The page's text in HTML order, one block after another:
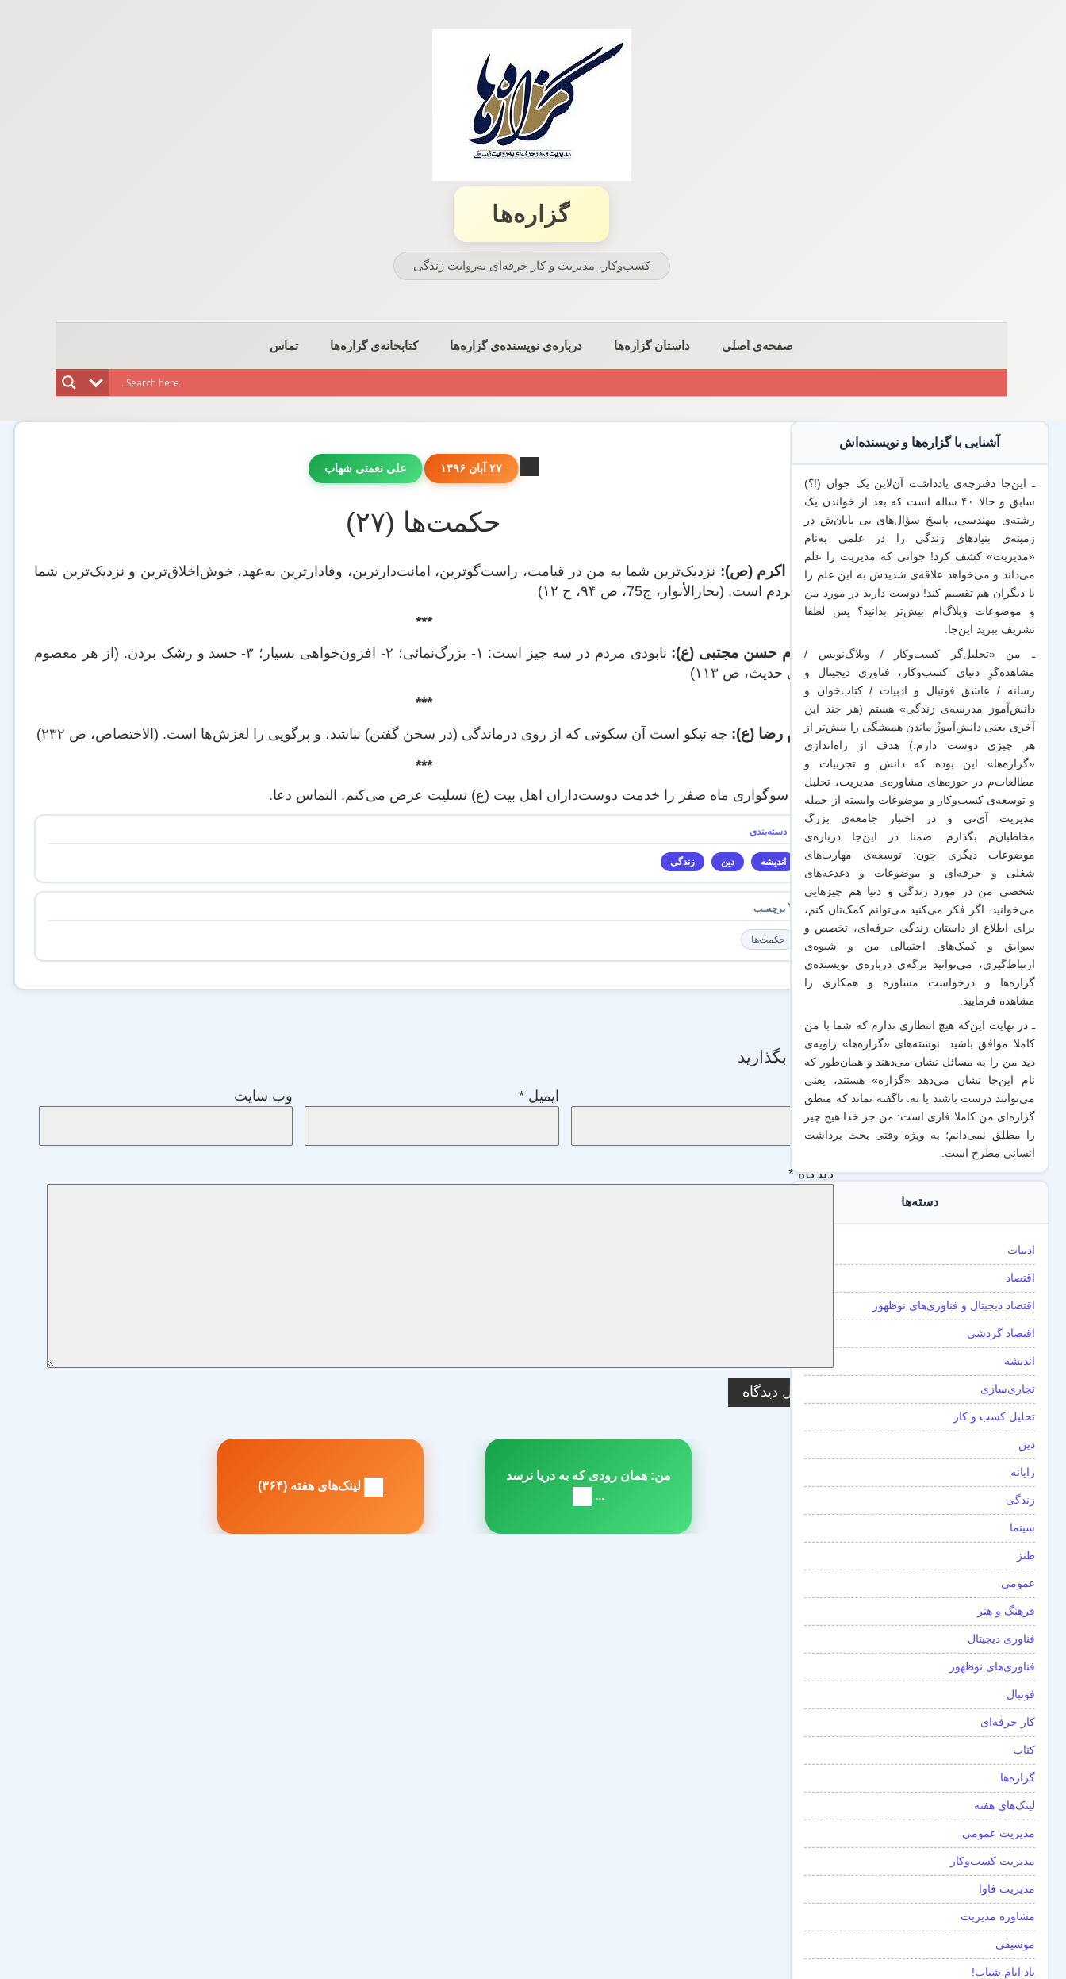
گزاره‌ها
کسب‌وکار، مدیریت و كار حرفه‌ای به‌روایت زندگی
صفحه‌ی اصلی داستان گزاره‌ها درباره‌ی نویسنده‌ی گزاره‌ها کتابخانه‌ی گزاره‌ها تماس
۲۷ آبان ۱۳۹۶ علی نعمتی شهاب
حکمت‌ها (۲۷)
پیام اکرم (ص): نزدیک‌ترین شما به من در قیامت، راست‌گوترین، امانت‌دارترین، وفادارترین به‌عهد، خوش‌اخلاق‌ترین و نزدیک‌ترین شما
به مردم است. (بحارالأنوار، ج75، ص ۹۴، ح ۱۲)
***
امام حسن مجتبی (ع):
نابودی مردم در سه چیز است: ۱- بزرگ‌نمائی؛ ۲- افزون‌خواهی بسیار؛ ۳- حسد و رشک بردن. (از هر معصوم
چهل حدیث، ص ۱۱۳)
***
امام رضا (ع): چه نیکو است آن سکوتی که از روی درماندگی (در سخن گفتن) نباشد، و پرگویی را لغزش‌ها است. (الاختصاص، ص ۲۳۲)
***
ایام سوگواری ماه صفر را خدمت دوست‌داران اهل بیت (ع) تسلیت عرض می‌کنم. التماس دعا.
اندیشه دین زندگی
حکمت‌ها
دیدگاه بگذارید
نام ایمیل* وب‌ سایت
دیدگاه*
راهبری
مطلب
لینک‌های هفته (۳۶۴)
من: همان رودی که به دریا نرسد
...
آشنایی با گزاره‌ها و نویسنده‌اش
ـ این‌جا دفترچه‌ی یادداشت‌ آن‌لاین یک جوان (!؟)
سابق و حالا ۴۰ ساله است که بعد از خواندن یک
رشته‌ی مهندسی، پاسخ سؤال‌های بی پایان‌ش در
زمینه‌ی بنیادهای زندگی را در علمی به‌نام
«مدیریت» کشف کرد! جوانی که مدیریت را علم
می‌داند و می‌خواهد علاقه‌ی شدیدش به این علم را
بادیگران همتقسیم کند! دوست دارید در مورد من
و موضوعات وبلاگ‌ام بیش‌تر بدانید؟ پس لطفا
تشریف ببرید این‌جا.
ـ من «تحلیل‌گر کسب‌وکار / وبلاگ‌نویس /
مشاهده‌گرِ دنیای کسب‌وکار، فناوری دیجیتال و
رسانه / عاشق فوتبال و ادبیات / کتاب‌خوان و
دانش‌آموز مدرسه‌ی زندگی» هستم (هر چند این
آخری یعنی دانش‌آموزْ ماندن همیشگی را بیش‌تر از
هر چیزی دوست دارم.) هدف از راه‌اندازی
«گزاره‌ها» این بوده که دانش و تجربیات‌ و
مطالعات‌م در حوزه‌های مشاوره‌ی مدیریت، تحلیل
و توسعه‌ی کسب‌وکار و موضوعات وابسته از جمله
مدیریت آی‌تی و در اختیار جامعه‌ی بزرگ
مخاطبان‌م بگذارم. ضمنا در این‌جا درباره‌ی
موضوعات دیگری چون: توسعه‌ی مهارت‌های
شغلی و حرفه‌ای و موضوعات و دغدغه‌های
شخصی من در مورد زندگی و دنیا هم چیزهایی
می‌خوانید. اگر فکر می‌کنید می‌توانم کمک‌تان کنم،
برای اطلاع از داستان زندگی حرفه‌ای، تخصص و
سوابق و کمک‌های احتمالی من و شیو‌ه‌ی
ارتباط‌گیری، می‌توانید برگه‌یدرباره‌ی نویسنده‌ی
گزاره‌ها و درخواست مشاوره و همکاری را
مشاهده فرمایید.
ـ در نهایت این‌که هیچ انتظاری ندارم که شما با من
کاملا موافق باشید. نوشته‌های «گزاره‌ها» زاویه‌ی
دید من را به مسائل نشان می‌دهند و همان‌طور که
نام این‌جا نشان می‌دهد «گزاره‌» هستند، یعنی
می‌توانند درست باشند یا نه. ناگفته نماند که منطق
گزاره‌ای من کاملا فازی است: من جز خدا هیچ چیز
را مطلق نمی‌دانم؛ به ویژه وقتی بحث برداشت
انسانی مطرح است.
دسته‌ها
ادبیات
اقتصاد
اقتصاد دیجیتال و فناوری‌های نوظهور
اقتصاد گردشی
اندیشه
تجاری‌سازی
تحلیل کسب و کار
دین
رایانه
زندگی
سینما
طنز
عمومی
فرهنگ و هنر
فناوری دیجیتال
فناوری‌های نوظهور
فوتبال
کار حرفه‌ای
کتاب
گزاره‌ها
لینک‌های هفته
مدیریت عمومی
مدیریت کسب‌و‌کار
مدیریت فاوا
مشاوره مدیریت
موسیقی
یاد ایام شباب!